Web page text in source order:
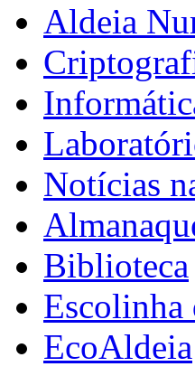
Aldeia
Notícias
Biblioteca
Escolinha
EcoAldeia